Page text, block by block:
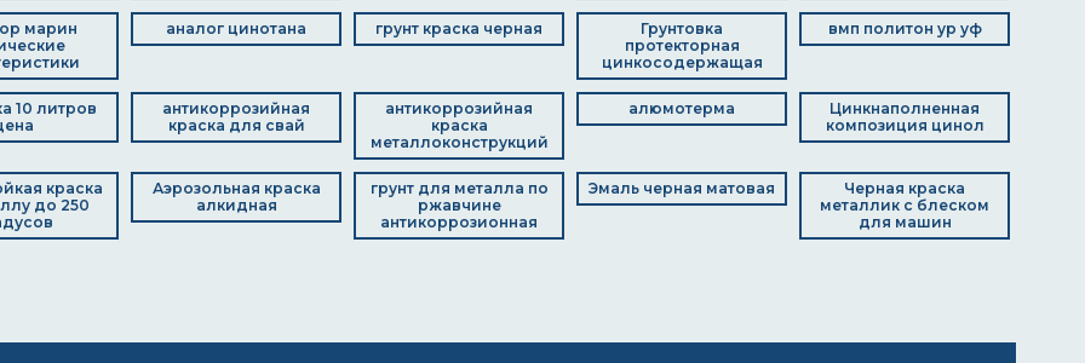
марин
аналог цинотана грунт краска черная
Грунтовка
протекторная
цинкосодержащая
вмп политон ур уф
10 литров
антикоррозийная
краска для свай
антикоррозийная
краска
металлоконструкций
алюмотерма
Цинкнаполненная
композиция цинол
краска
до 250
Аэрозольная краска
алкидная
грунт для металла по
ржавчине
антикоррозионная
Эмаль черная матовая
Черная краска
металлик с блеском
для машин